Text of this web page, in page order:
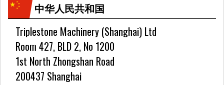
中华人民共和国
Triplestone Machinery (Shanghai) Ltd
Room 427, BLD 2, No 1200
1st North Zhongshan Road
200437 Shanghai